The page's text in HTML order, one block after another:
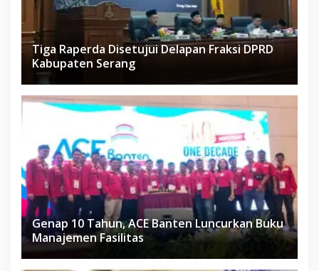
Tiga Raperda Disetujui Delapan Fraksi DPRD
Kabupaten Serang
Genap 10 Tahun, ACE Banten Luncurkan Buku
Manajemen Fasilitas